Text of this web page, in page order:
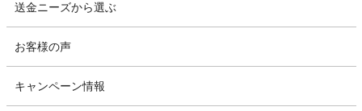
送金ニーズから選ぶ
お客様の声
キャンペーン情報